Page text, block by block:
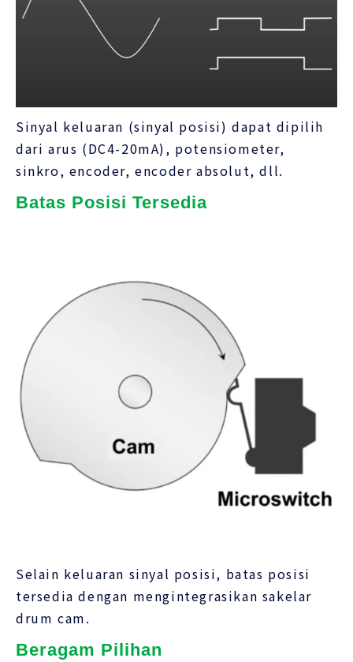
Sinyal keluaran (sinyal posisi) dapat dipilih
dari arus (DC4-20mA), potensiometer,
sinkro, encoder, encoder absolut, dll.
Batas Posisi Tersedia
Selain keluaran sinyal posisi, batas posisi
tersedia dengan mengintegrasikan sakelar
drum cam.
Beragam Pilihan